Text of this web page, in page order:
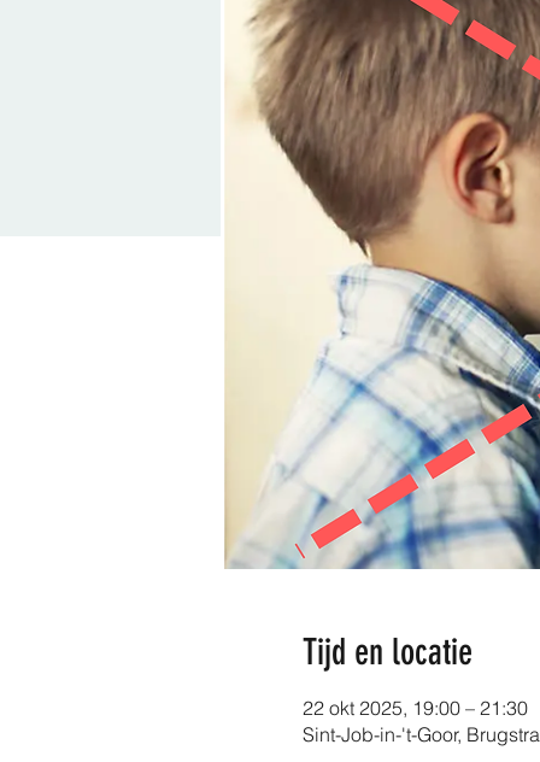
Tijd en locatie
22 okt 2025, 19:00 – 21:30
Sint-Job-in-'t-Goor,